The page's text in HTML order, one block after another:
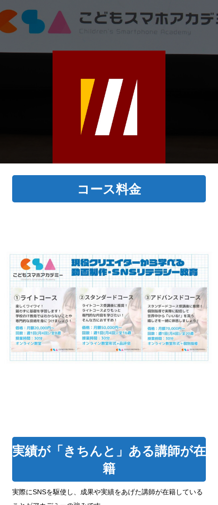
コース料金
実績が「きちんと」ある講師が在
籍
実際にSNSを駆使し、成果や実績をあげた講師が在籍している